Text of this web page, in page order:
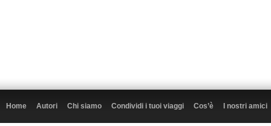
Home Autori Chi siamo Condividi i tuoi viaggi Cos’è I nostri amici